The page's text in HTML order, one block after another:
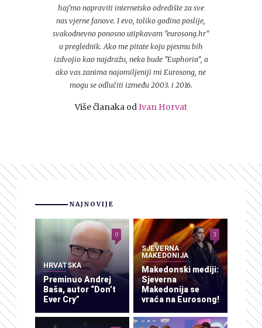
haj'mo napraviti internetsko odredište za sve
nas vjerne fanove. I evo, toliko godina poslije,
svakodnevno ponosno utipkavam "eurosong.hr"
u preglednik. Ako me pitate koju pjesmu bih
izdvojio kao najdražu, neka bude "Euphoria", a
ako vas zanima najomiljeniji mi Eurosong, ne
mogu se odlučiti između 2003. i 2016.
Više članaka odIvan Horvat
NAJNOVIJE
HRVATSKA
Preminuo Andrej
Baša, autor “Don’t
Ever Cry”
0
SJEVERNA
MAKEDONIJA
Makedonski mediji:
Sjeverna
Makedonija se
vraća na Eurosong!
3